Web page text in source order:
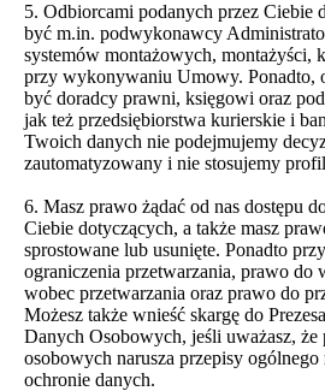
5. Odbiorcami podanych przez Ciebie
być m.in. podwykonawcy
systemów montażowych, montażyści,
przy wykonywaniu Umowy. Ponadto,
być doradcy prawni, księgowi oraz
jak też przedsiębiorstwa kurierskie i
Twoich danych nie podejmujemy
zautomatyzowany i nie stosujemy
6. Masz prawo żądać od nas dostępu
Ciebie dotyczących, a także masz
sprostowane lub usunięte. Ponadto
ograniczenia przetwarzania, prawo do
wobec przetwarzania oraz prawo do
Możesz także wnieść skargę do
Danych Osobowych, jeśli uważasz, że
osobowych narusza przepisy ogólnego
ochronie danych.